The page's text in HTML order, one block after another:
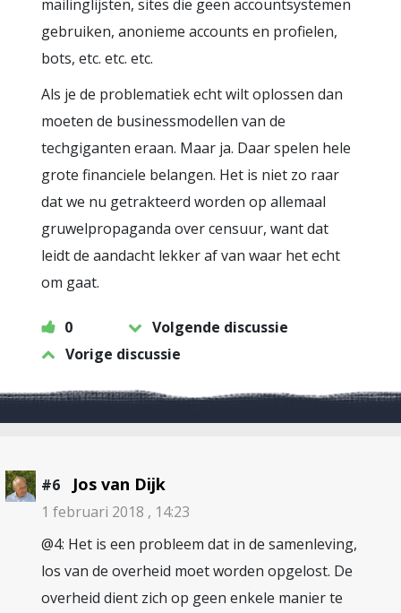
mailinglijsten, sites die geen accountsystemen
gebruiken, anonieme accounts en profielen,
bots, etc. etc. etc.
Als je de problematiek echt wilt oplossen dan
moeten de businessmodellen van de
techgiganten eraan. Maar ja. Daar spelen hele
grote financiele belangen. Het is niet zo raar
dat we nu getrakteerd worden op allemaal
gruwelpropaganda over censuur, want dat
leidt de aandacht lekker af van waar het echt
om gaat.
0
Volgende discussie
Vorige discussie
#6 Jos van Dijk
1 februari 2018 , 14:23
@4: Het is een probleem dat in de samenleving,
los van de overheid moet worden opgelost. De
overheid dient zich op geen enkele manier te